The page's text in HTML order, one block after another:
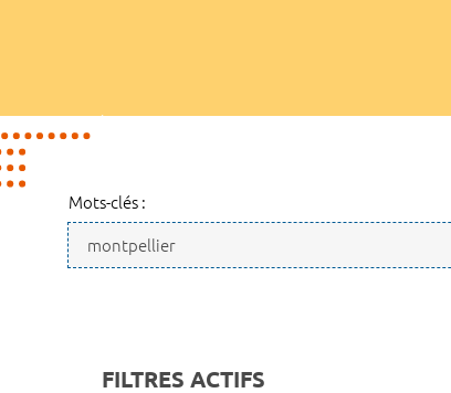
Mots-clés :
FILTRES ACTIFS